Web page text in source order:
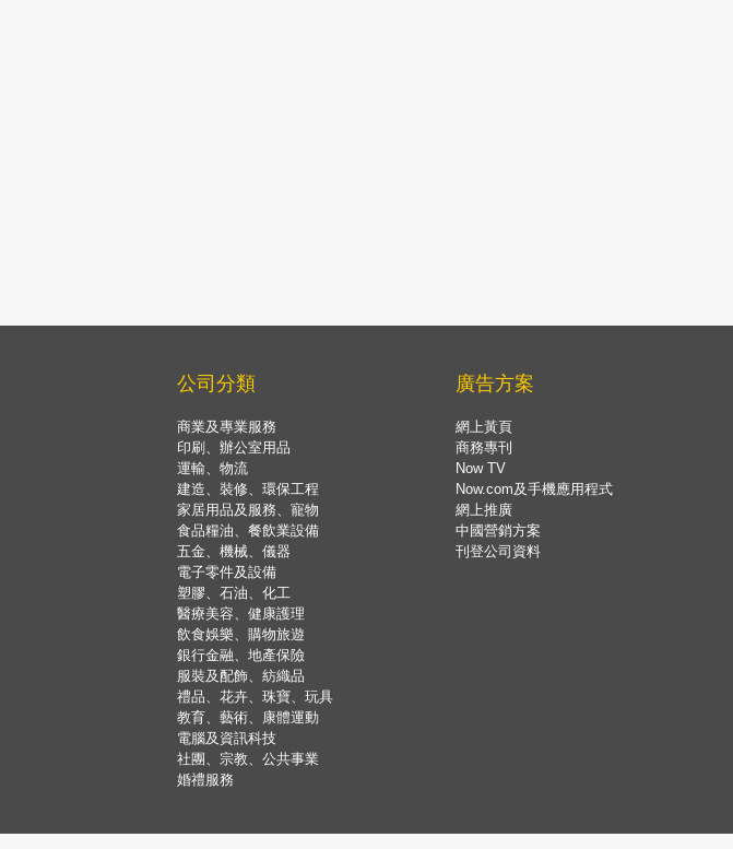
公司分類
商業及專業服務
印刷、辦公室用品
運輸、物流
建造、裝修、環保工程
家居用品及服務、寵物
食品糧油、餐飲業設備
五金、機械、儀器
電子零件及設備
塑膠、石油、化工
醫療美容、健康護理
飲食娛樂、購物旅遊
銀行金融、地產保險
服裝及配飾、紡織品
禮品、花卉、珠寶、玩具
教育、藝術、康體運動
電腦及資訊科技
社團、宗教、公共事業
婚禮服務
廣告方案
網上黃頁
商務專刊
Now TV
Now.com及手機應用程式
網上推廣
中國營銷方案
刊登公司資料